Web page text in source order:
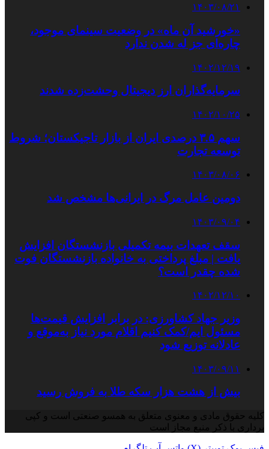
۱۴۰۳/۰۸/۲۱
«خورشید آن ماه» در وضعیت سینمای موجود،
چاره‌ای جز له شدن ندارد
۱۴۰۲/۱۲/۱۹
سرمایه‌گذاران ارز دیجیتال وحشت‌زده شدند
۱۴۰۲/۱۰/۲۵
سهم ۳.۵ درصدی ایران از بازار تاجیکستان؛ شروط
توسعه تجارت
۱۴۰۳/۰۸/۰۶
دومین عامل مرگ در ایرانی‌ها مشخص شد
۱۴۰۳/۰۹/۰۴
سقف تعهدات بیمه تکمیلی بازنشستگان افزایش
یافت | مبلغ پرداختی به خانواده بازنشستگان فوت
شده چقدر است؟
۱۴۰۲/۱۲/۱۰
وزیر جهاد کشاورزی: در برابر افزایش قیمت‌ها
مسئول‌ ایم/کمک کنیم اقلام مورد نیاز به‌موقع و
عادلانه توزیع شود
۱۴۰۳/۰۹/۱۱
بیش از هشت هزار سکه طلا به فروش رسید
کلیه حقوق مادی و معنوی متعلق به همسو صنعتی است و کپی
برداری با ذکر منبع مجاز است